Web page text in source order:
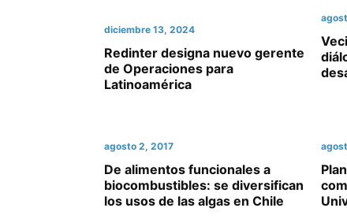
diciembre 13, 2024
Redinter designa nuevo gerente
de Operaciones para
Latinoamérica
agosto 2, 2017
De alimentos funcionales a
biocombustibles: se diversifican
los usos de las algas en Chile